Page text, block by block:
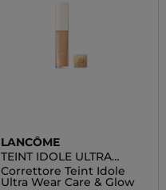
LANCÔME
TEINT IDOLE ULTRA
WEAR
Correttore Teint Idole
Ultra Wear Care & Glow